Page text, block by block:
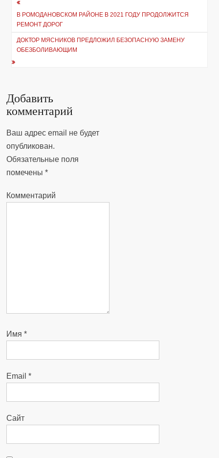
Навигация
по
записям
В РОМОДАНОВСКОМ РАЙОНЕ В 2021 ГОДУ ПРОДОЛЖИТСЯ
РЕМОНТ ДОРОГ
ДОКТОР МЯСНИКОВ ПРЕДЛОЖИЛ БЕЗОПАСНУЮ ЗАМЕНУ
ОБЕЗБОЛИВАЮЩИМ
Добавить
комментарий
Ваш адрес email не будет
опубликован.
Обязательные поля
помечены*
Комментарий
Имя*
Email*
Сайт